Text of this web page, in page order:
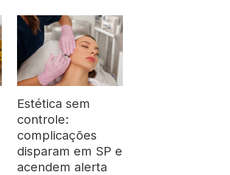
Estética sem
controle:
complicações
disparam em SP e
acendem alerta